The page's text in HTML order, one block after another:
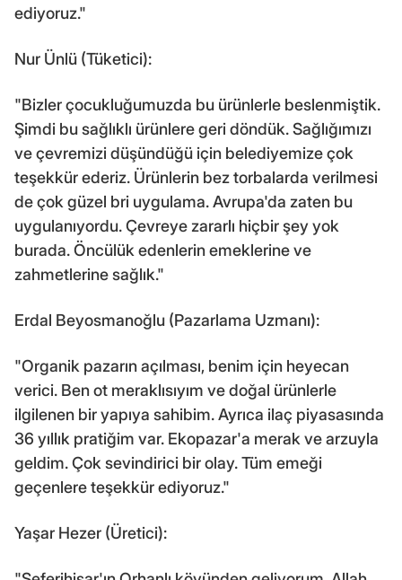
ediyoruz."
Nur Ünlü (Tüketici):
"Bizler çocukluğumuzda bu ürünlerle beslenmiştik.
Şimdi bu sağlıklı ürünlere geri döndük. Sağlığımızı
ve çevremizi düşündüğü için belediyemize çok
teşekkür ederiz. Ürünlerin bez torbalarda verilmesi
de çok güzel bri uygulama. Avrupa'da zaten bu
uygulanıyordu. Çevreye zararlı hiçbir şey yok
burada. Öncülük edenlerin emeklerine ve
zahmetlerine sağlık."
Erdal Beyosmanoğlu (Pazarlama Uzmanı):
"Organik pazarın açılması, benim için heyecan
verici. Ben ot meraklısıyım ve doğal ürünlerle
ilgilenen bir yapıya sahibim. Ayrıca ilaç piyasasında
36 yıllık pratiğim var. Ekopazar'a merak ve arzuyla
geldim. Çok sevindirici bir olay. Tüm emeği
geçenlere teşekkür ediyoruz."
Yaşar Hezer (Üretici):